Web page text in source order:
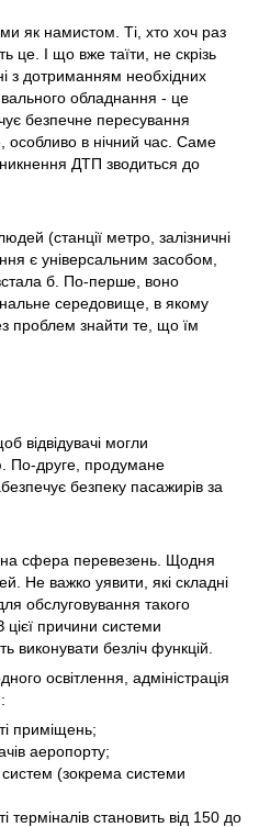
як намистом. Ті, хто хоч раз
це. І що вже таїти, не скрізь
з дотриманням необхідних
обладнання - це
безпечне пересування
особливо в нічний час. Саме
ДТП зводиться до
(станції метро, залізничні
є універсальним засобом,
б. По-перше, воно
середовище, в якому
проблем знайти те, що їм
відвідувачі могли
По-друге, продумане
безпеку пасажирів за
сфера перевезень. Щодня
Не важко уявити, які складні
обслуговування такого
цієї причини системи
виконувати безліч функцій.
освітлення, адміністрація
приміщень;
аеропорту;
систем (зокрема системи
терміналів становить від 150 до